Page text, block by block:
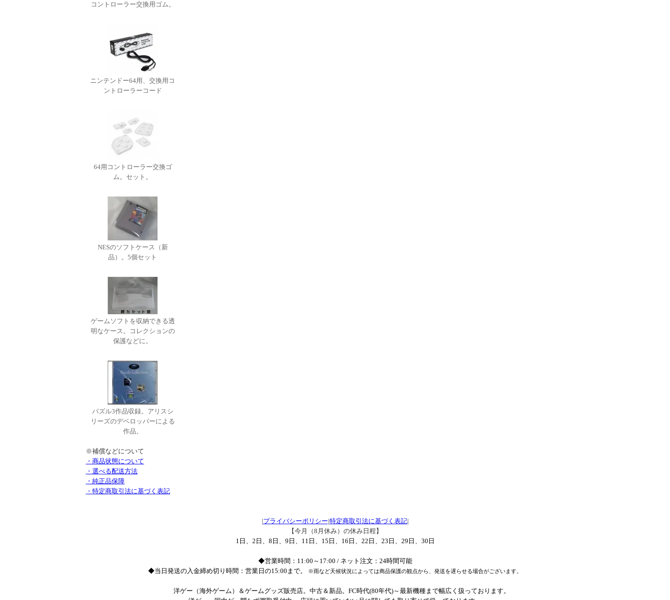
コントローラー交換用ゴム。
ニンテンドー64用、交換用コ
ントローラーコード
64用コントローラー交換ゴ
ム。セット。
NESのソフトケース（新
品）。5個セット
ゲームソフトを収納できる透
明なケース。コレクションの
保護などに。
パズル3作品収録。アリスシ
リーズのデベロッパーによる
作品。
※補償などについて
・商品状態について
・選べる配送方法
・純正品保障
・特定商取引法に基づく表記
|プライバシーポリシー|特定商取引法に基づく表記|
【今月（8月休み）の休み日程】
1日、2日、8日、9日、11日、15日、16日、22日、23日、29日、30日
◆営業時間：11:00～17:00 / ネット注文：24時間可能
◆当日発送の入金締め切り時間：営業日の15:00まで。
※雨など天候状況によっては商品保護の観点から、発送を遅らせる場合がございます。
洋ゲー（海外ゲーム）＆ゲームグッズ販売店。中古＆新品。FC時代(80年代)～最新機種まで幅広く扱っております。